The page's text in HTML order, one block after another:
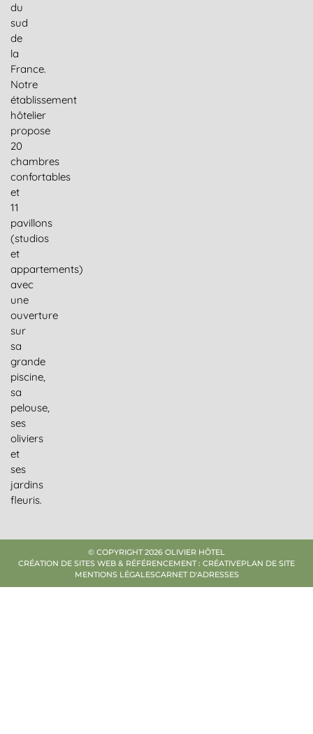
du
sud
de
la
France.
Notre
établissement
hôtelier
propose
20
chambres
confortables
et
11
pavillons
(studios
et
appartements)
avec
une
ouverture
sur
sa
grande
piscine,
sa
pelouse,
ses
oliviers
et
ses
jardins
fleuris.
© COPYRIGHT 2026 OLIVIER HÔTEL
CRÉATION DE SITES WEB & RÉFÉRENCEMENT : CRÉATIVEPLAN DE SITE
MENTIONS LÉGALESCARNET D'ADRESSES